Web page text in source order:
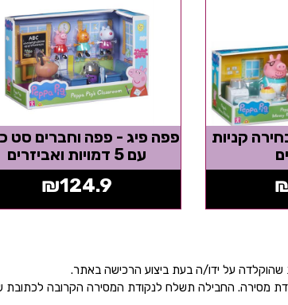
קניות
פפה פיג - פפה וחברים סט
עם 5 דמויות ואביזרים
₪124.9
מסירה. החבילה תשלח לנקודת המסירה הקרובה